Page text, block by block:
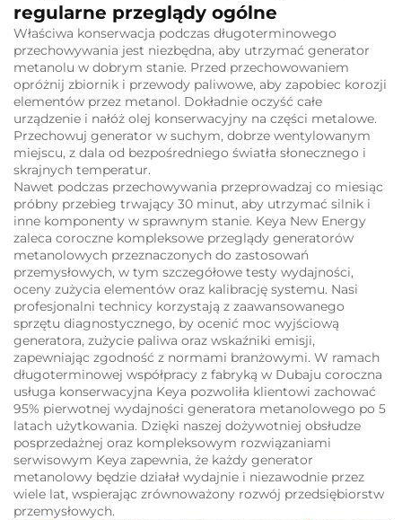
regularne przeglądy ogólne
Właściwa konserwacja podczas długoterminowego
przechowywania jest niezbędna, aby utrzymać generator
metanolu w dobrym stanie. Przed przechowowaniem
opróżnij zbiornik i przewody paliwowe, aby zapobiec korozji
elementów przez metanol. Dokładnie oczyść całe
urządzenie i nałóż olej konserwacyjny na części metalowe.
Przechowuj generator w suchym, dobrze wentylowanym
miejscu, z dala od bezpośredniego światła słonecznego i
skrajnych temperatur.
Nawet podczas przechowywania przeprowadzaj co miesiąc
próbny przebieg trwający 30 minut, aby utrzymać silnik i
inne komponenty w sprawnym stanie. Keya New Energy
zaleca coroczne kompleksowe przeglądy generatorów
metanolowych przeznaczonych do zastosowań
przemysłowych, w tym szczegółowe testy wydajności,
oceny zużycia elementów oraz kalibrację systemu. Nasi
profesjonalni technicy korzystają z zaawansowanego
sprzętu diagnostycznego, by ocenić moc wyjściową
generatora, zużycie paliwa oraz wskaźniki emisji,
zapewniając zgodność z normami branżowymi. W ramach
długoterminowej współpracy z fabryką w Dubaju coroczna
usługa konserwacyjna Keya pozwoliła klientowi zachować
95% pierwotnej wydajności generatora metanolowego po 5
latach użytkowania. Dzięki naszej dożywotniej obsłudze
posprzedażnej oraz kompleksowym rozwiązaniami
serwisowym Keya zapewnia, że każdy generator
metanolowy będzie działał wydajnie i niezawodnie przez
wiele lat, wspierając zrównoważony rozwój przedsiębiorstw
przemysłowych.